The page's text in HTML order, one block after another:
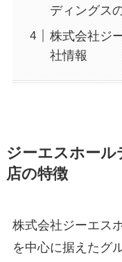
ディングス
株式会社ジ
社情報
ジーエスホー
店の特徴
株式会社ジーエス
を中心に据えたグ